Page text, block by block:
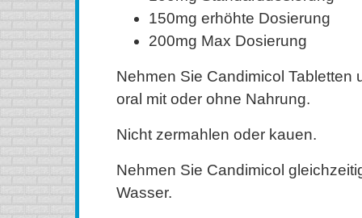
150mg erhöhte Dosierung
200mg Max Dosierung
Nehmen Sie Candimicol Tabletten
oral mit oder ohne Nahrung.
Nicht zermahlen oder kauen.
Nehmen Sie Candimicol
Wasser.